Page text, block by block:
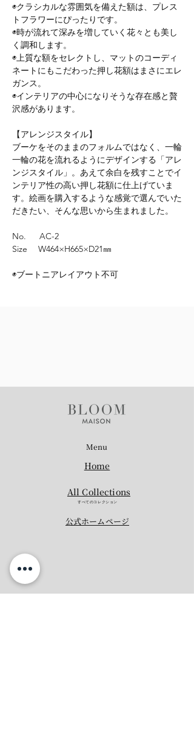
◉クラシカルな雰囲気を備えた額は、プレス
トフラワーにぴったりです。
◉時が流れて深みを増していく花々とも美し
く調和します。
◉上質な額をセレクトし、マットのコーディ
ネートにもこだわった押し花額はまさにエレ
ガンス。
◉インテリアの中心になりそうな存在感と贅
沢感があります。
【アレンジスタイル】
ブーケをそのままのフォルムではなく、一輪
一輪の花を流れるようにデザインする「アレ
ンジスタイル」。あえて余白を残すことでイ
ンテリア性の高い押し花額に仕上げていま
す。絵画を購入するような感覚で選んでいた
だきたい、そんな思いから生まれました。
No. AC-2
Size W464×H665×D21㎜
◉ブートニアレイアウト不可
Menu
Home
All Collections
すべてのコレクション
​公式ホームページ​